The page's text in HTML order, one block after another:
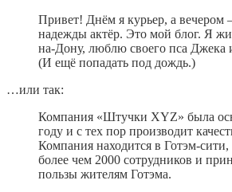
Привет! Днём я курьер, а
надежды актёр. Это мой блог. Я
на-Дону, люблю своего пса Джека
(И ещё попадать под дождь.)
…или так:
Компания «Штучки XYZ» была
году и с тех пор производит
Компания находится в Готэм-
более чем 2000 сотрудников и
пользы жителям Готэма.